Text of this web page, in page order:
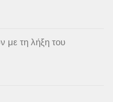
με τη λήξη του